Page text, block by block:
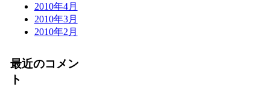
2010年4月
2010年3月
2010年2月
最近のコメン
ト